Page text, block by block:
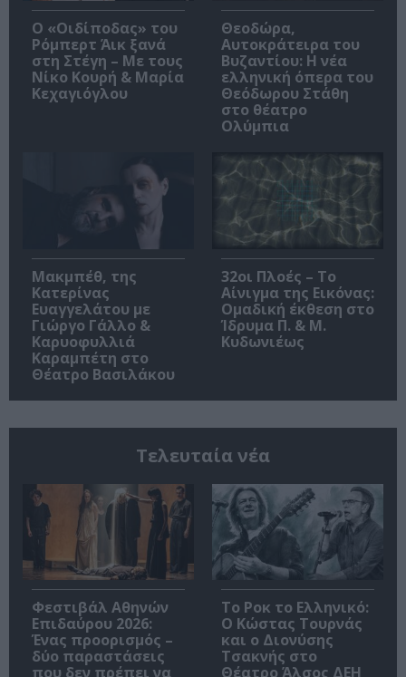
O «Οιδίποδας» του
Ρόμπερτ Άικ ξανά
στη Στέγη – Με τους
Νίκο Κουρή & Μαρία
Κεχαγιόγλου
Θεοδώρα,
Αυτοκράτειρα του
Βυζαντίου: Η νέα
ελληνική όπερα του
Θεόδωρου Στάθη
στο θέατρο
Ολύμπια
Μακμπέθ, της
Κατερίνας
Ευαγγελάτου με
Γιώργο Γάλλο &
Καρυοφυλλιά
Καραμπέτη στο
Θέατρο Βασιλάκου
32οι Πλοές – Το
Αίνιγμα της Εικόνας:
Ομαδική έκθεση στο
Ίδρυμα Π. & Μ.
Κυδωνιέως
Τελευταία νέα
Φεστιβάλ Αθηνών
Επιδαύρου 2026:
Ένας προορισμός –
δύο παραστάσεις
που δεν πρέπει να
Το Ροκ το Ελληνικό:
Ο Κώστας Τουρνάς
και ο Διονύσης
Τσακνής στο
Θέατρο Άλσος ΔΕΗ